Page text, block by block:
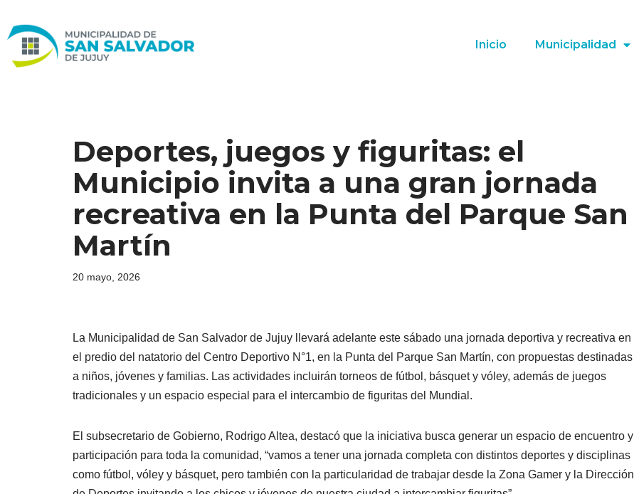
Ir
al
Inicio Municipalidad
Deportes, juegos y figuritas: el
Municipio invita a una gran jornada
recreativa en la Punta del Parque San
Martín
20 mayo, 2026
La Municipalidad de San Salvador de Jujuy llevará adelante este sábado una jornada deportiva y recreativa en
el predio del natatorio del Centro Deportivo N°1, en la Punta del Parque San Martín, con propuestas destinadas
a niños, jóvenes y familias. Las actividades incluirán torneos de fútbol, básquet y vóley, además de juegos
tradicionales y un espacio especial para el intercambio de figuritas del Mundial.
El subsecretario de Gobierno, Rodrigo Altea, destacó que la iniciativa busca generar un espacio de encuentro y
participación para toda la comunidad, “vamos a tener una jornada completa con distintos deportes y disciplinas
como fútbol, vóley y básquet, pero también con la particularidad de trabajar desde la Zona Gamer y la Dirección